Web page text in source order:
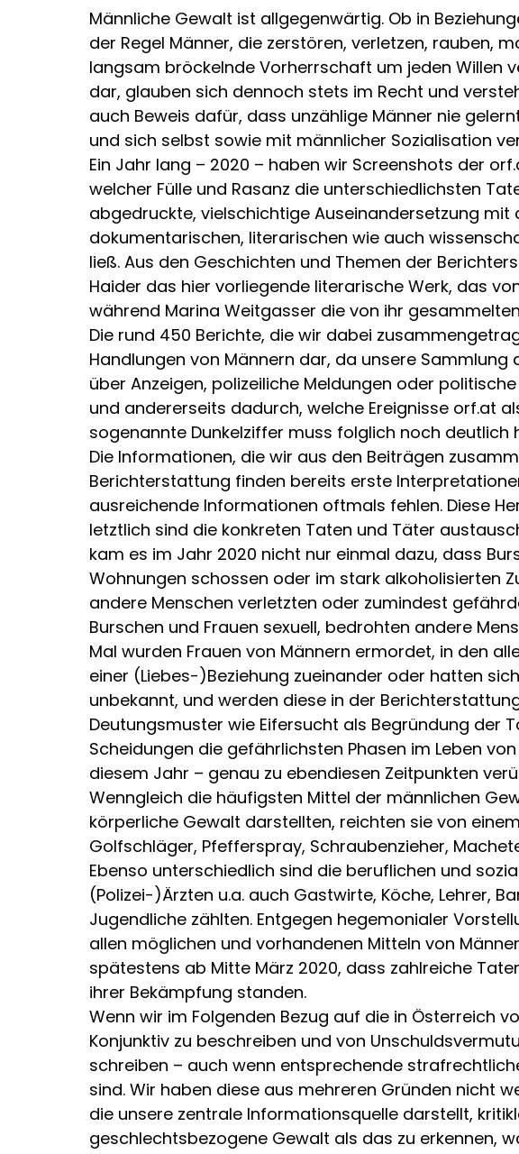
Männliche Gewalt ist allgegenwärtig. Ob in
der Regel Männer, die zerstören, verletzen, rauben,
langsam bröckelnde Vorherrschaft um jeden Willen
dar, glauben sich dennoch stets im Recht und
auch Beweis dafür, dass unzählige Männer nie
und sich selbst sowie mit männlicher Sozialisation
Ein Jahr lang – 2020 – haben wir Screenshots der
welcher Fülle und Rasanz die unterschiedlichsten
abgedruckte, vielschichtige Auseinandersetzung
dokumentarischen, literarischen wie auch
ließ. Aus den Geschichten und Themen der
Haider das hier vorliegende literarische Werk, das
während Marina Weitgasser die von ihr
Die rund 450 Berichte, die wir dabei
Handlungen von Männern dar, da unsere
über Anzeigen, polizeiliche Meldungen oder
und andererseits dadurch, welche Ereignisse orf.at
sogenannte Dunkelziffer muss folglich noch deutlich
Die Informationen, die wir aus den Beiträgen
Berichterstattung finden bereits erste
ausreichende Informationen oftmals fehlen. Diese
letztlich sind die konkreten Taten und Täter
kam es im Jahr 2020 nicht nur einmal dazu, dass
Wohnungen schossen oder im stark alkoholisierten
andere Menschen verletzten oder zumindest
Burschen und Frauen sexuell, bedrohten andere
Mal wurden Frauen von Männern ermordet, in den
einer (Liebes-)Beziehung zueinander oder hatten
unbekannt, und werden diese in der
Deutungsmuster wie Eifersucht als Begründung der
Scheidungen die gefährlichsten Phasen im Leben
diesem Jahr – genau zu ebendiesen Zeitpunkten
Wenngleich die häufigsten Mittel der männlichen
körperliche Gewalt darstellten, reichten sie von
Golfschläger, Pfefferspray, Schraubenzieher,
Ebenso unterschiedlich sind die beruflichen und
(Polizei-)Ärzten u.a. auch Gastwirte, Köche, Lehrer,
Jugendliche zählten. Entgegen hegemonialer
allen möglichen und vorhandenen Mitteln von
spätestens ab Mitte März 2020, dass zahlreiche
ihrer Bekämpfung standen.
Wenn wir im Folgenden Bezug auf die in Österreich
Konjunktiv zu beschreiben und von
schreiben – auch wenn entsprechende
sind. Wir haben diese aus mehreren Gründen nicht
die unsere zentrale Informationsquelle darstellt,
geschlechtsbezogene Gewalt als das zu erkennen,